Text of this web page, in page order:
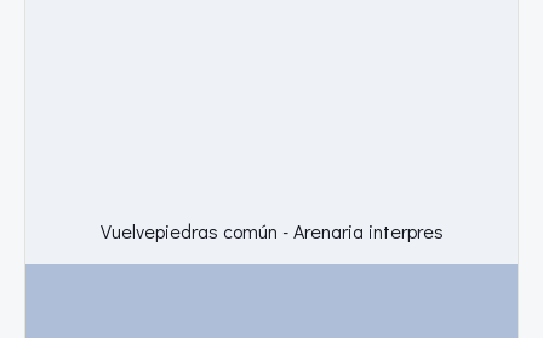
Vuelvepiedras común - Arenaria interpres